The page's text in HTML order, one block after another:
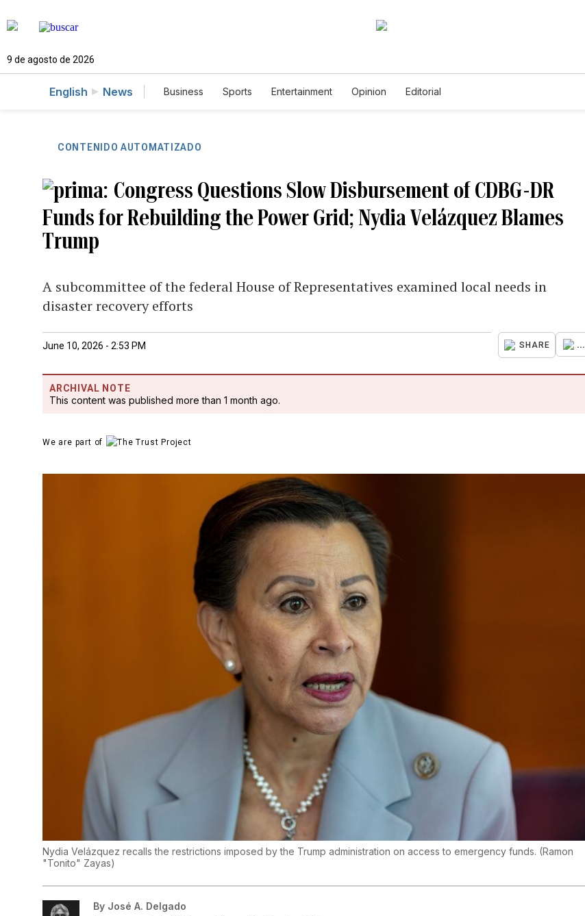
9 de agosto de 2026
English News Business Sports Entertainment Opinion Editorial
CONTENIDO AUTOMATIZADO
Congress Questions Slow Disbursement of CDBG-DR
Funds for Rebuilding the Power Grid; Nydia Velázquez Blames
Trump
A subcommittee of the federal House of Representatives examined local needs in
disaster recovery efforts
June 10, 2026 - 2:53 PM SHARE ...
ARCHIVAL NOTE
This content was published more than 1 month ago.
We are part of
Nydia Velázquez recalls the restrictions imposed by the Trump administration on access to emergency funds. (Ramon
"Tonito" Zayas)
By José A. Delgado